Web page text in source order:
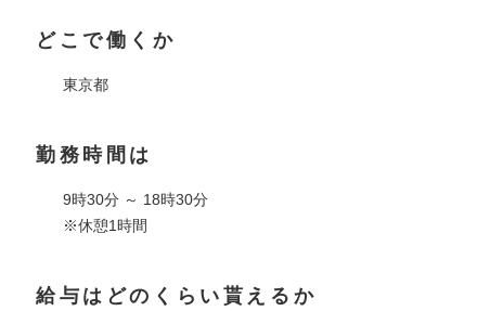
どこで働くか
東京都
勤務時間は
9時30分 ～ 18時30分
※休憩1時間
給与はどのくらい貰えるか